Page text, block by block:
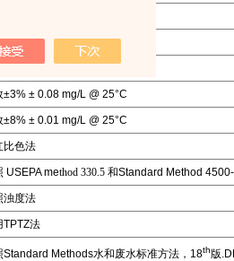
±15% ± 1 mg/L @ 25°C
±3% ± 0.08 mg/L @ 25°C
±8% ± 0.01 mg/L @ 25°C
比色法
USEPA method 330.5和Standard Method
浊度法
TPTZ法
Standard Methods水和废水标准方法， 18th版